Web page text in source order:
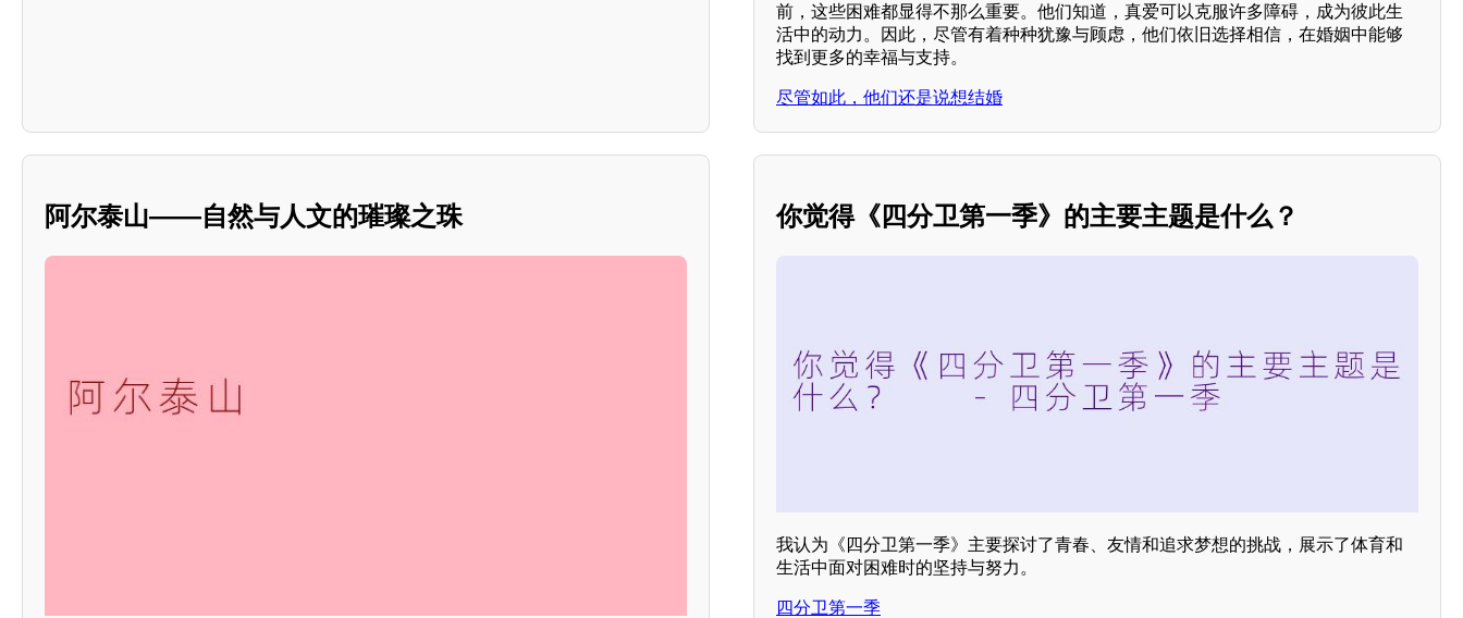
前，这些困难都显得不那么重要。他们知道，真爱可以克服许多障碍，成为彼此生
活中的动力。因此，尽管有着种种犹豫与顾虑，他们依旧选择相信，在婚姻中能够
找到更多的幸福与支持。
尽管如此，他们还是说想结婚
阿尔泰山——自然与人文的璀璨之珠 你觉得《四分卫第一季》的主要主题是什么？
我认为《四分卫第一季》主要探讨了青春、友情和追求梦想的挑战，展示了体育和
生活中面对困难时的坚持与努力。
四分卫第一季